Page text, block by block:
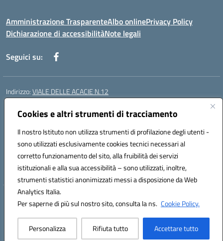
Cookies e altri strumenti di tracciamento
Il nostro Istituto non utilizza strumenti di profilazione degli utenti -
sono utilizzati esclusivamente cookies tecnici necessari al
corretto funzionamento del sito, alla fruibilità dei servizi
istituzionali e alla sua accessibilità – sono utilizzati, inoltre,
strumenti statistici anonimizzati messi a disposizione da Web
Analytics Italia.
Per saperne di più sul nostro sito, consulta la ns. Cookie Policy.
Personalizza Rifiuta tutto Accettare tutto
Amministrazione TrasparenteAlbo onlinePrivacy Policy
Dichiarazione di accessibilitàNote legali
Seguici su:
Indirizzo:VIALE DELLE ACACIE N.12
Centralino:
Posta elettronica certificata (PEC):ceic87900q@pec.istruzione.it
Codice fiscale: 93082010617
Codice meccanografico:CEIC87900Q
Codice Indice delle Pubbliche Amministrazioni (IPA): istsc_ceic87900q
Codice unico di fatturazione (CUF): UF44ZQ
Hosting & Powered by 3D Solution S.r.l.
Concept & Design by Designers Italia